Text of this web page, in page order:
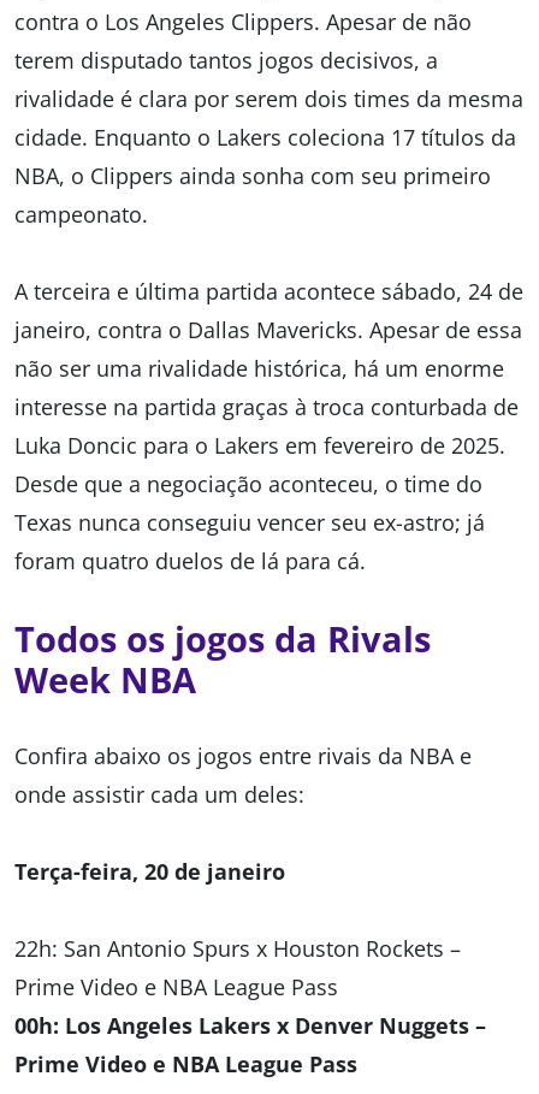
contra o Los Angeles Clippers. Apesar de não
terem disputado tantos jogos decisivos, a
rivalidade é clara por serem dois times da mesma
cidade. Enquanto o Lakers coleciona 17 títulos da
NBA, o Clippers ainda sonha com seu primeiro
campeonato.
A terceira e última partida acontece sábado, 24 de
janeiro, contra o Dallas Mavericks. Apesar de essa
não ser uma rivalidade histórica, há um enorme
interesse na partida graças à troca conturbada de
Luka Doncic para o Lakers em fevereiro de 2025.
Desde que a negociação aconteceu, o time do
Texas nunca conseguiu vencer seu ex-astro; já
foram quatro duelos de lá para cá.
Todos os jogos da Rivals
Week NBA
Confira abaixo os jogos entre rivais da NBA e
onde assistir cada um deles:
Terça-feira, 20 de janeiro
22h: San Antonio Spurs x Houston Rockets –
Prime Video e NBA League Pass
00h: Los Angeles Lakers x Denver Nuggets –
Prime Video e NBA League Pass